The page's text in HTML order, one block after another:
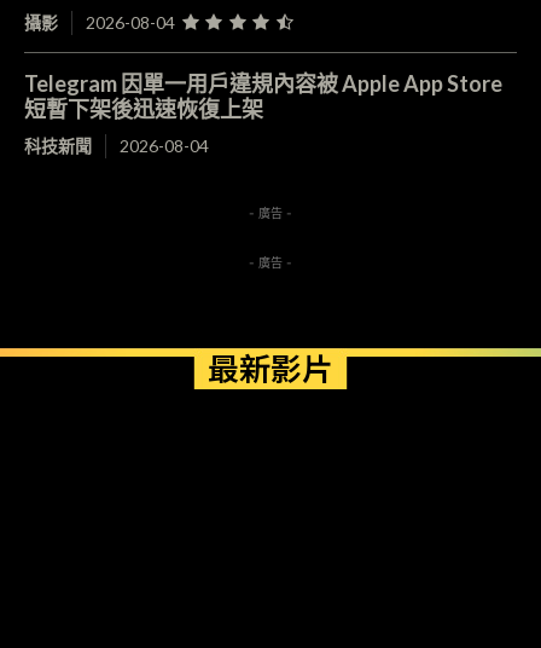
攝影 2026-08-04
Telegram 因單一用戶違規內容被 Apple App Store
短暫下架後迅速恢復上架
科技新聞 2026-08-04
- 廣告 -
- 廣告 -
最新影片